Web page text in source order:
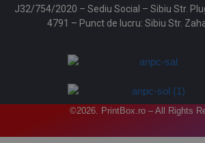
J32/754/2020 – Sediu Social – Sibiu Str.
4791 – Punct de lucru: Sibiu Str.
©2026. PrintBox.ro – All Rights